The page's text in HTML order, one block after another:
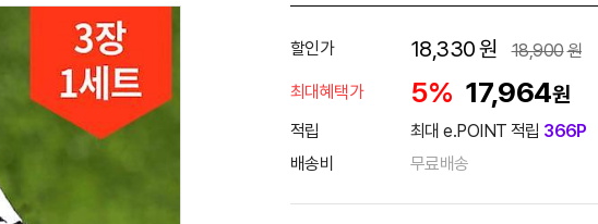
할인가 18,330원 18,900원
최대혜택가
5% 17,964원
적립 최대 e.POINT 적립 366P
배송비 무료배송